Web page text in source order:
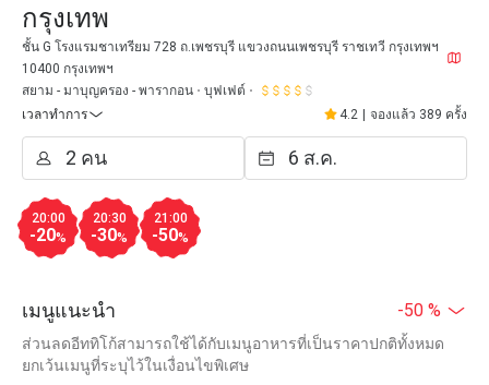
กรุงเทพ
ชั้น G โรงแรมชาเทรียม 728 ถ.เพชรบุรี แขวงถนนเพชรบุรี ราชเทวี กรุงเทพฯ
10400 กรุงเทพฯ
สยาม - มาบุญครอง - พารากอน
บุฟเฟต์
เวลาทำการ
4.2 จองแล้ว 389 ครั้ง
20:00
-20%
20:30
-30%
21:00
-50%
เมนูแนะนำ -50 %
ส่วนลดอีททิโก้สามารถใช้ได้กับเมนูอาหารที่เป็นราคาปกติทั้งหมด
ยกเว้นเมนูที่ระบุไว้ในเงื่อนไขพิเศษ